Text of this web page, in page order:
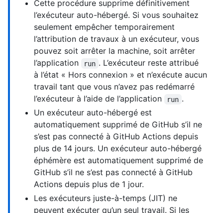
Cette procédure supprime définitivement
l’exécuteur auto-hébergé. Si vous souhaitez
seulement empêcher temporairement
l’attribution de travaux à un exécuteur, vous
pouvez soit arrêter la machine, soit arrêter
l’application
run . L’exécuteur reste attribué
à l’état « Hors connexion » et n’exécute aucun
travail tant que vous n’avez pas redémarré
l’exécuteur à l’aide de l’application
run .
Un exécuteur auto-hébergé est
automatiquement supprimé de GitHub s’il ne
s’est pas connecté à GitHub Actions depuis
plus de 14 jours. Un exécuteur auto-hébergé
éphémère est automatiquement supprimé de
GitHub s’il ne s’est pas connecté à GitHub
Actions depuis plus de 1 jour.
Les exécuteurs juste-à-temps (JIT) ne
peuvent exécuter qu’un seul travail. Si les